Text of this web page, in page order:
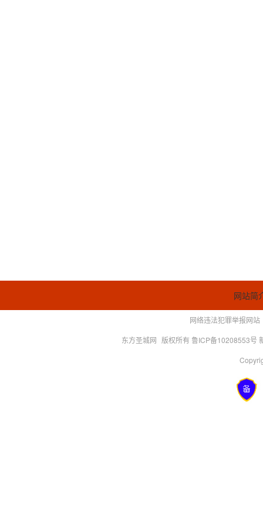
网站简
网络违法犯罪举报网站
东方圣城网 版权所有 鲁ICP备10208553号